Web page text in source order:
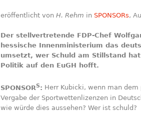
eröffentlicht von H. Rehm in SPONSORs,
Der stellvertretende FDP-Chef
hessische Innenministerium das
umsetzt, wer Schuld am Stillstand
Politik auf den EuGH hofft.
SPONSORS: Herr Kubicki, wenn man
Vergabe der Sportwettenlizenzen in
wie würde dies aussehen? Wer ist schuld?